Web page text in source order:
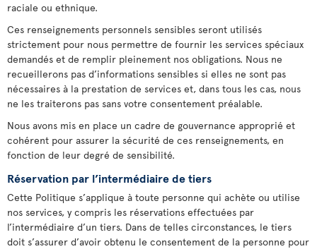
raciale ou ethnique.
Ces renseignements personnels sensibles seront utilisés
strictement pour nous permettre de fournir les services spéciaux
demandés et de remplir pleinement nos obligations. Nous ne
recueillerons pas d’informations sensibles si elles ne sont pas
nécessaires à la prestation de services et, dans tous les cas, nous
ne les traiterons pas sans votre consentement préalable.
Nous avons mis en place un cadre de gouvernance approprié et
cohérent pour assurer la sécurité de ces renseignements, en
fonction de leur degré de sensibilité.
Réservation par l’intermédiaire de tiers
Cette Politique s’applique à toute personne qui achète ou utilise
nos services, y compris les réservations effectuées par
l’intermédiaire d’un tiers. Dans de telles circonstances, le tiers
doit s’assurer d’avoir obtenu le consentement de la personne pour